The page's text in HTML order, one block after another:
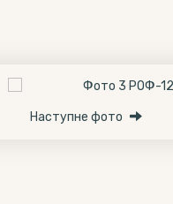
Наступне фото